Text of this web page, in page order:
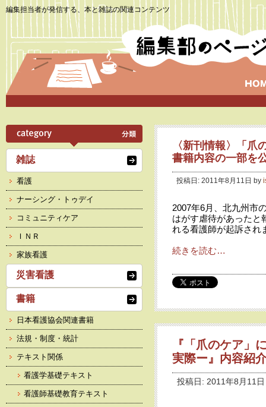
編集担当者が発信する、本と雑誌の関連コンテンツ
〈新刊情報〉「
書籍内容の一部を
投稿日: 2011年8月11日 by
2007年6月、北九州市
はがす虐待があったと
れる看護師が起訴され
続きを読む…
『「爪のケア」
実際ー』内容紹
投稿日: 2011年8月11
雑誌
看護
ナーシング・トゥデイ
コミュニティケア
ＩＮＲ
家族看護
災害看護
書籍
日本看護協会関連書籍
法規・制度・統計
テキスト関係
看護学基礎テキスト
看護師基礎教育テキスト